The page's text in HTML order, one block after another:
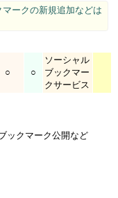
ークの新規追加などは
○ ○
ソーシャル
ブックマー
クサービス
ックマーク公開など